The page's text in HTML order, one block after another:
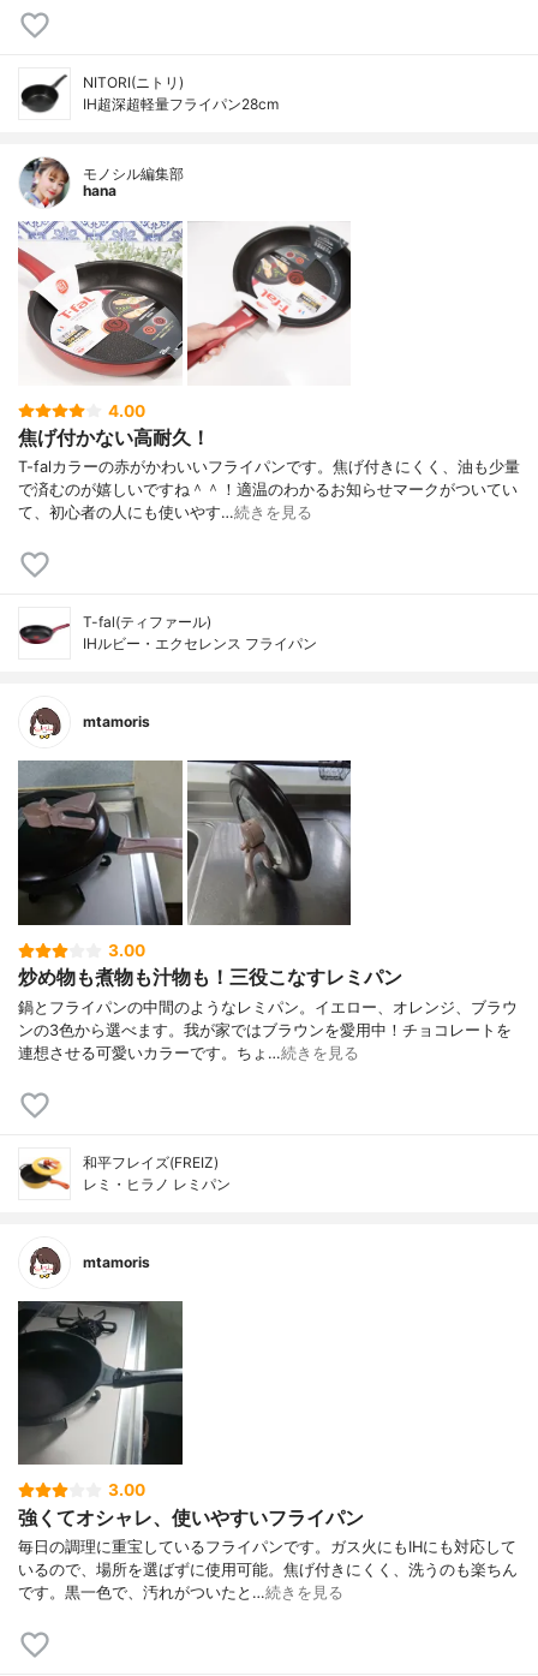
NITORI(ニトリ)
IH超深超軽量フライパン28cm
モノシル編集部
hana
4.00
焦げ付かない高耐久！
T-falカラーの赤がかわいいフライパンです。焦げ付きにくく、油も少量
で済むのが嬉しいですね＾＾！適温のわかるお知らせマークがついてい
て、初心者の人にも使いやす…続きを見る
T-fal(ティファール)
IHルビー・エクセレンス フライパン
mtamoris
3.00
炒め物も煮物も汁物も！三役こなすレミパン
鍋とフライパンの中間のようなレミパン。イエロー、オレンジ、ブラウ
ンの3色から選べます。我が家ではブラウンを愛用中！チョコレートを
連想させる可愛いカラーです。ちょ…続きを見る
和平フレイズ(FREIZ)
レミ・ヒラノ レミパン
mtamoris
3.00
強くてオシャレ、使いやすいフライパン
毎日の調理に重宝しているフライパンです。ガス火にもIHにも対応して
いるので、場所を選ばずに使用可能。焦げ付きにくく、洗うのも楽ちん
です。黒一色で、汚れがついたと…続きを見る